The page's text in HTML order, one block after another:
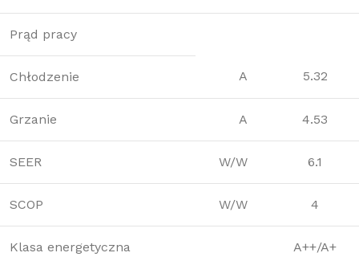
Prąd pracy
Chłodzenie A 5.32
Grzanie A 4.53
SEER W/W 6.1
SCOP W/W 4
Klasa energetyczna A++/A+